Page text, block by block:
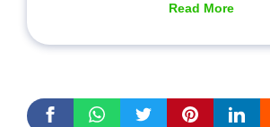
Read More